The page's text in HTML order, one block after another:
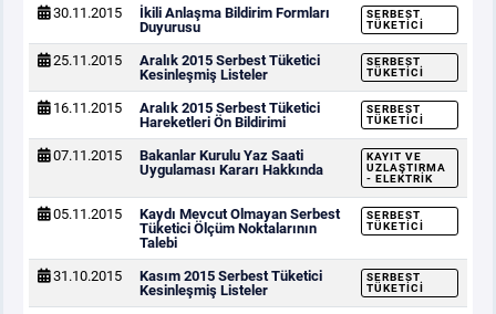
30.11.2015
İkili Anlaşma Bildirim Formları
Duyurusu
SERBEST
TÜKETICI
25.11.2015
Aralık 2015 Serbest Tüketici
Kesinleşmiş Listeler
SERBEST
TÜKETICI
16.11.2015
Aralık 2015 Serbest Tüketici
Hareketleri Ön Bildirimi
SERBEST
TÜKETICI
07.11.2015
Bakanlar Kurulu Yaz Saati
Uygulaması Kararı Hakkında
KAYIT VE
UZLAŞTIRMA
- ELEKTRIK
05.11.2015
Kaydı Mevcut Olmayan Serbest
Tüketici Ölçüm Noktalarının
Talebi
SERBEST
TÜKETICI
31.10.2015
Kasım 2015 Serbest Tüketici
Kesinleşmiş Listeler
SERBEST
TÜKETICI